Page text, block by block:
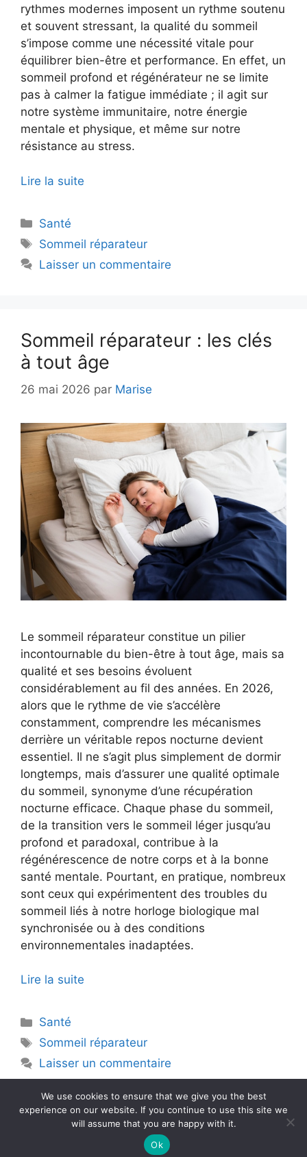
rythmes modernes imposent un rythme soutenu
et souvent stressant, la qualité du sommeil
s’impose comme une nécessité vitale pour
équilibrer bien-être et performance. En effet, un
sommeil profond et régénérateur ne se limite
pas à calmer la fatigue immédiate ; il agit sur
notre système immunitaire, notre énergie
mentale et physique, et même sur notre
résistance au stress.
Lire la suite
Catégories
Santé
Étiquettes
Sommeil réparateur
Laisser un commentaire
Sommeil réparateur : les clés
à tout âge
26 mai 2026 par Marise
Le sommeil réparateur constitue un pilier
incontournable du bien-être à tout âge, mais sa
qualité et ses besoins évoluent
considérablement au fil des années. En 2026,
alors que le rythme de vie s’accélère
constamment, comprendre les mécanismes
derrière un véritable repos nocturne devient
essentiel. Il ne s’agit plus simplement de dormir
longtemps, mais d’assurer une qualité optimale
du sommeil, synonyme d’une récupération
nocturne efficace. Chaque phase du sommeil,
de la transition vers le sommeil léger jusqu’au
profond et paradoxal, contribue à la
régénérescence de notre corps et à la bonne
santé mentale. Pourtant, en pratique, nombreux
sont ceux qui expérimentent des troubles du
sommeil liés à notre horloge biologique mal
synchronisée ou à des conditions
environnementales inadaptées.
Lire la suite
Catégories
Santé
Étiquettes
Sommeil réparateur
Laisser un commentaire
© 2026 La performance web pour les entreprises et
• Construit avec
We use cookies to ensure that we give you the best
experience on our website. If you continue to use this site we
will assume that you are happy with it.
Ok